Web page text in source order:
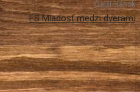
Ďalší článok
FS Mladosť medzi dverami